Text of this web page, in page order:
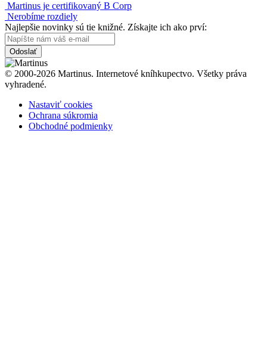
Martinus je certifikovaný B Corp
Nerobíme rozdiely
Najlepšie novinky sú tie knižné. Získajte ich ako prví:
Odoslať
© 2000-2026 Martinus. Internetové kníhkupectvo. Všetky práva
vyhradené.
Nastaviť cookies
Ochrana súkromia
Obchodné podmienky